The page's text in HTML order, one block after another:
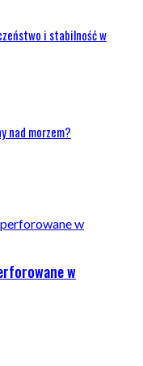
i stabilność w
nad morzem?
w